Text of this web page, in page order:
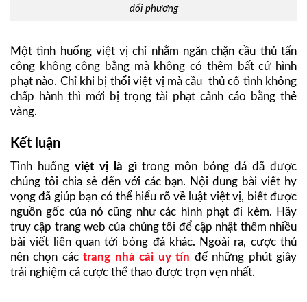
đối phương
Một tình huống việt vị chỉ nhằm ngăn chặn cầu thủ tấn
công không công bằng mà không có thêm bất cứ hình
phạt nào. Chỉ khi bị thổi việt vị mà cầu thủ cố tình không
chấp hành thì mới bị trọng tài phạt cảnh cáo bằng thẻ
vàng.
Kết luận
Tình huống việt vị là gìtrong môn bóng đá đã được
chúng tôi chia sẻ đến với các bạn. Nội dung bài viết hy
vọng đã giúp bạn có thể hiểu rõ về luật việt vị, biết được
nguồn gốc của nó cũng như các hình phạt đi kèm. Hãy
truy cập trang web của chúng tôi để cập nhật thêm nhiều
bài viết liên quan tới bóng đá khác. Ngoài ra, cược thủ
nên chọn cáctrang nhà cái uy tín để những phút giây
trải nghiệm cá cược thể thao được trọn vẹn nhất.